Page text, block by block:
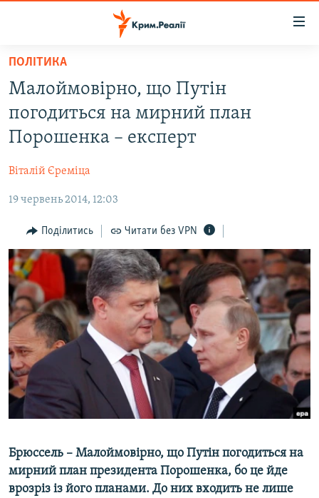
Перейти
основного
матеріалу
Перейти
до
основної
Перейти
пошуку
ВІДЕО ТА ФОТО
БЛОГИ
ПОГЛЯД
ІНТЕРВ'Ю
ВСЕ ЗА ДЕНЬ
СПЕЦПРОЕКТИ
ДЕПОРТАЦІЯ
ВІДЕОУРОКИ «ELIFBE»
СВІДЧЕННЯ ОКУПАЦІЇ
УКРАЇНСЬКА ПРОБЛЕМА КРИМУ
ІНФОГРАФІКА
ЯК ОБІЙТИ БЛОКУВАННЯ
Русский
Qırımtatar
ДОЛУЧАЙСЯ!
Усі сайти RFE/RL
ПОЛІТИКА
Малоймовірно, що Путін
погодиться на мирний план
Порошенка – експерт
Віталій Єреміца
19 червень 2014, 12:03
Поділитись Читати без VPN
Брюссель – Малоймовірно, що Путін погодиться на
мирний план президента Порошенка, бо це йде
врозріз із його планами. До них входить не лише